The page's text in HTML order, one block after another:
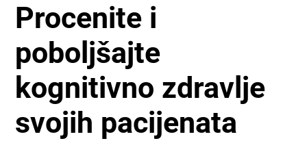
Procenite i
poboljšajte
kognitivno zdravlje
svojih pacijenata